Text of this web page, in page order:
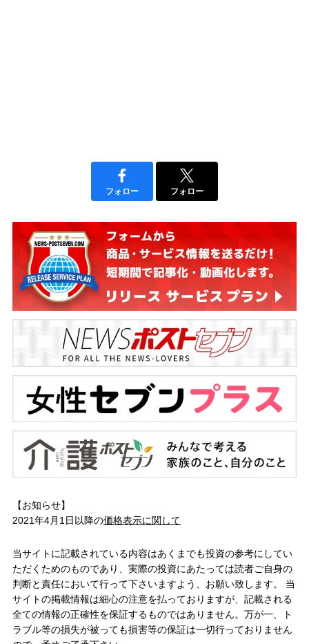
フォロー フォロー
【お知らせ】
2021年4月1日以降の価格表示に関して
当サイトに記載されている内容はあくまでも投資の参考にしてい
ただくためのものであり、実際の投資にあたっては読者ご自身の
判断と責任において行って下さいますよう、お願い致します。 当
サイトの掲載情報は細心の注意を払っておりますが、記載される
全ての情報の正確性を保証するものではありません。万が一、ト
ラブル等の損失が被っても損害等の保証は一切行っておりません